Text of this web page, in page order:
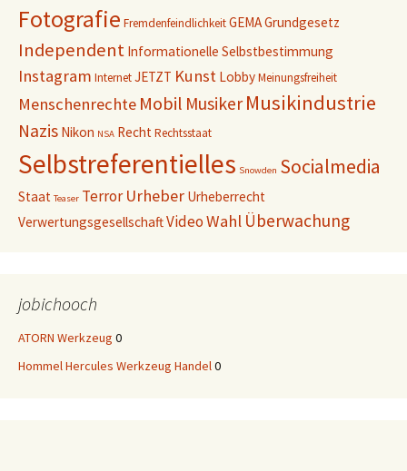
Fotografie FremdenfeindlichkeitGEMAGrundgesetz
Independent Informationelle Selbstbestimmung
Instagram InternetJETZT Kunst LobbyMeinungsfreiheit
Menschenrechte Mobil Musiker Musikindustrie
Nazis Nikon NSA RechtRechtsstaat
Selbstreferentielles Snowden Socialmedia
Staat Teaser Terror Urheber Urheberrecht
VerwertungsgesellschaftVideoWahl Überwachung
jobichooch
ATORN Werkzeug 0
Hommel Hercules Werkzeug Handel0